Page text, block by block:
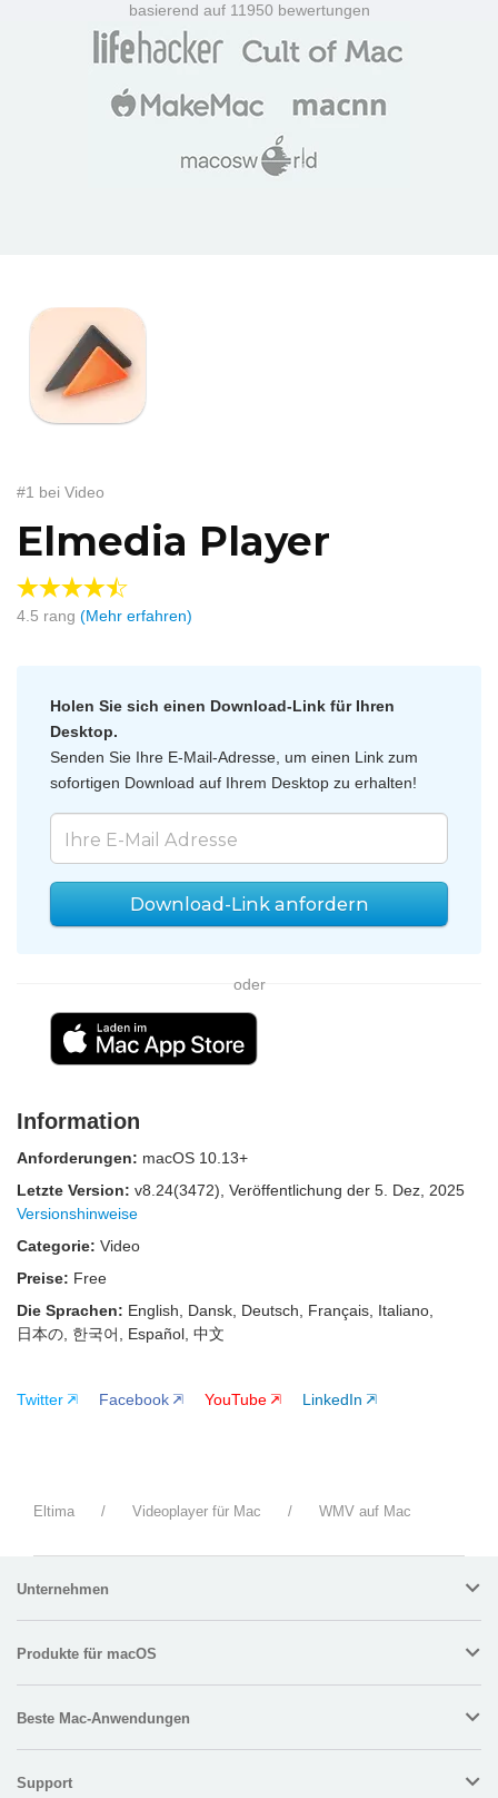
basierend auf 11950 bewertungen
#1 bei Video
Elmedia Player
4.5 rang (Mehr erfahren)
Holen Sie sich einen Download-Link für Ihren
Desktop.
Senden Sie Ihre E-Mail-Adresse, um einen Link zum
sofortigen Download auf Ihrem Desktop zu erhalten!
Download-Link anfordern
oder
Information
Anforderungen: macOS 10.13+
Letzte Version: v8.24(3472) , Veröffentlichung der 5. Dez, 2025
Versionshinweise
Categorie: Video
Preise: Free
Die Sprachen: English, Dansk, Deutsch, Français, Italiano,
日本の, 한국어, Español, 中文
Twitter Facebook YouTube LinkedIn
Eltima / Videoplayer für Mac / WMV auf Mac
Unternehmen
Produkte für macOS
Beste Mac-Anwendungen
Support